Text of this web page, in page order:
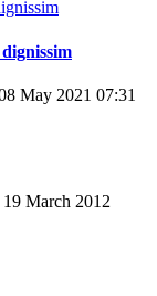
May 2021 07:31
March 2012